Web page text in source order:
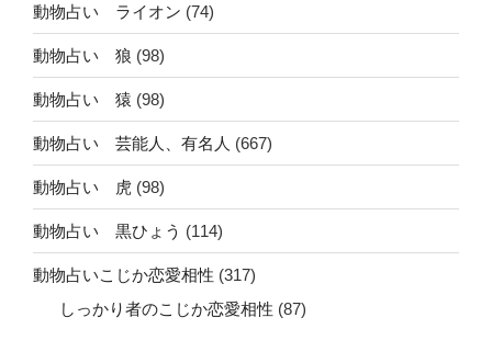
動物占い ライオン (74)
動物占い 狼 (98)
動物占い 猿 (98)
動物占い 芸能人、有名人 (667)
動物占い 虎 (98)
動物占い 黒ひょう (114)
動物占いこじか恋愛相性 (317)
しっかり者のこじか恋愛相性 (87)